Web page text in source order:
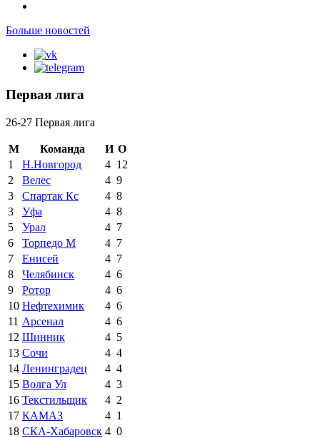
Больше новостей
Первая лига
26-27 Первая лига
М Команда И О
1
Н.Новгород 4 12
2
Велес 4 9
3
Спартак Кс 4 8
3
Уфа 4 8
5
Урал 4 7
6
Торпедо М 4 7
7
Енисей 4 7
8
Челябинск 4 6
9
Ротор 4 6
10 Нефтехимик 4 6
11 Арсенал 4 6
12 Шинник 4 5
13 Сочи 4 4
14 Ленинградец 4 4
15 Волга Ул 4 3
16 Текстильщик 4 2
17 КАМАЗ 4 1
18 СКА-Хабаровск 4 0